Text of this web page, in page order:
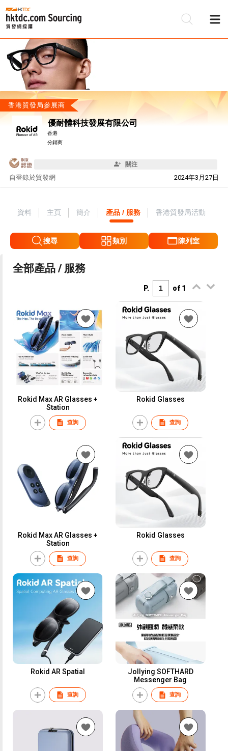
香港貿發局參展商
優耐體科技發展有限公司
香港
分銷商
關注
自 2024年3月27日
登錄於貿發網
資料 主頁 簡介 產品 / 服務 香港貿發局活動
搜尋 類別 陳列室
全部產品 / 服務
P. of 1
Rokid Max AR Glasses +
Station
查詢
Rokid Glasses
查詢
Rokid Max AR Glasses +
Station
查詢
Rokid Glasses
查詢
Rokid AR Spatial
查詢
Jollying SOFTHARD
Messenger Bag
查詢